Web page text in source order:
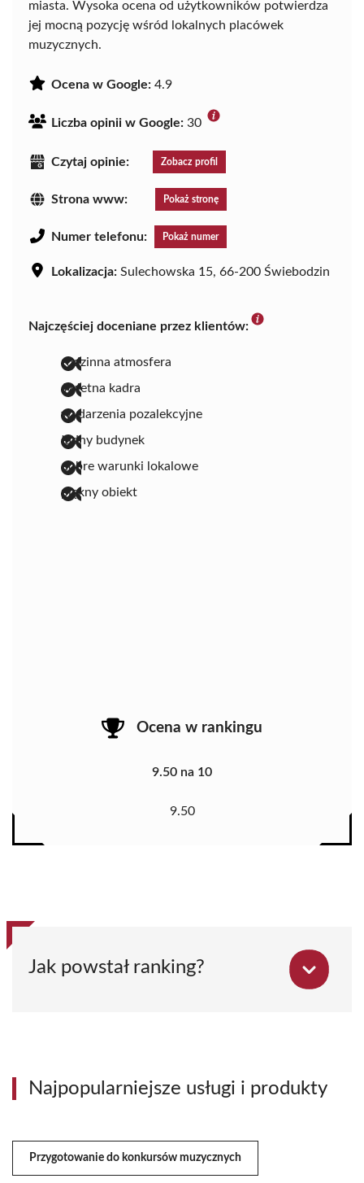
miasta. Wysoka ocena od użytkowników potwierdza
jej mocną pozycję wśród lokalnych placówek
muzycznych.
Ocena w Google: 4.9
Liczba opinii w Google: 30
Czytaj opinie: Zobacz profil
Strona www: Pokaż stronę
Numer telefonu: Pokaż numer
Lokalizacja: Sulechowska 15, 66-200 Świebodzin
Najczęściej doceniane przez klientów:
rodzinna atmosfera
świetna kadra
wydarzenia pozalekcyjne
ładny budynek
dobre warunki lokalowe
piękny obiekt
Ocena w rankingu
9.50 na 10
9.50
Jak powstał ranking?
Najpopularniejsze usługi i produkty
Przygotowanie do konkursów muzycznych